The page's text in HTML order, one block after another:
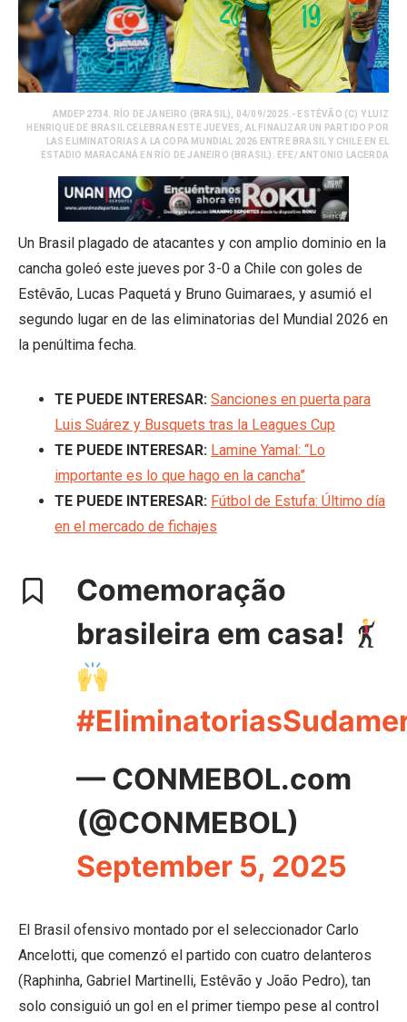
AMDEP2734. RÍO DE JANEIRO (BRASIL), 04/09/2025.- ESTÊVÃO (C) Y LUIZ
HENRIQUE DE BRASIL CELEBRAN ESTE JUEVES, AL FINALIZAR UN PARTIDO POR
LAS ELIMINATORIAS A LA COPA MUNDIAL 2026 ENTRE BRASIL Y CHILE EN EL
ESTADIO MARACANÁ EN RÍO DE JANEIRO (BRASIL). EFE/ ANTONIO LACERDA
Un Brasil plagado de atacantes y con amplio dominio en la
cancha goleó este jueves por 3-0 a Chile con goles de
Estêvão, Lucas Paquetá y Bruno Guimaraes, y asumió el
segundo lugar en de las eliminatorias del Mundial 2026 en
la penúltima fecha.
TE PUEDE INTERESAR: Sanciones en puerta para
Luis Suárez y Busquets tras la Leagues Cup
TE PUEDE INTERESAR: Lamine Yamal: “Lo
importante es lo que hago en la cancha”
TE PUEDE INTERESAR: Fútbol de Estufa: Último día
en el mercado de fichajes
Comemoração
brasileira em casa!
— CONMEBOL.com
(@CONMEBOL)
September 5, 2025
El Brasil ofensivo montado por el seleccionador Carlo
Ancelotti, que comenzó el partido con cuatro delanteros
(Raphinha, Gabriel Martinelli, Estêvão y João Pedro), tan
solo consiguió un gol en el primer tiempo pese al control